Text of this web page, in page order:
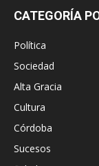
CATEGORÍA
Política
Sociedad
Alta Gracia
Cultura
Córdoba
Sucesos